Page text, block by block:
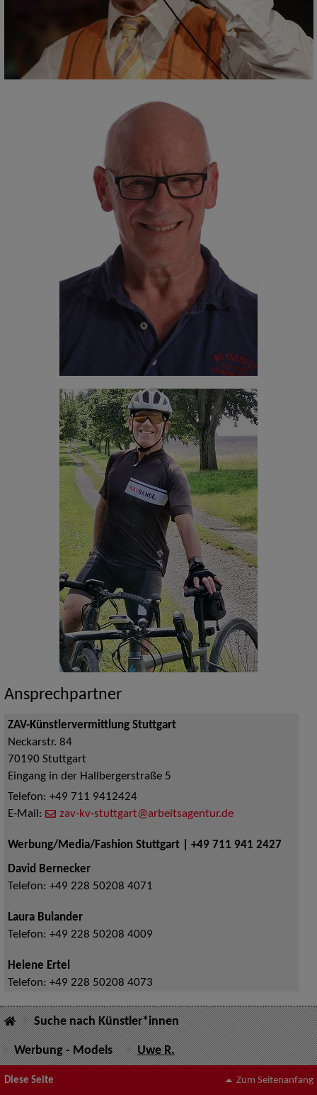
Ansprechpartner
ZAV-Künstlervermittlung Stuttgart
Neckarstr. 84
70190 Stuttgart
Eingang in der Hallbergerstraße 5
Telefon: +49 711 9412424
E-Mail:
zav-kv-stuttgart@arbeitsagentur.de
Werbung/Media/Fashion Stuttgart | +49 711 941 2427
David Bernecker
Telefon: +49 228 50208 4071
Laura Bulander
Telefon: +49 228 50208 4009
Helene Ertel
Telefon: +49 228 50208 4073
Suche nach Künstler*innen
Werbung - Models Uwe R.
Diese Seite Zum Seitenanfang